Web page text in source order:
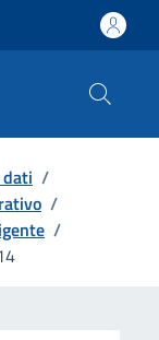
/
/
/